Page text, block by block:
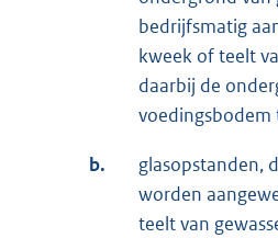
bedrijfsmatig
kweek of teelt
daarbij de
voedingsbodem
b.
glasopstanden,
worden
teelt van